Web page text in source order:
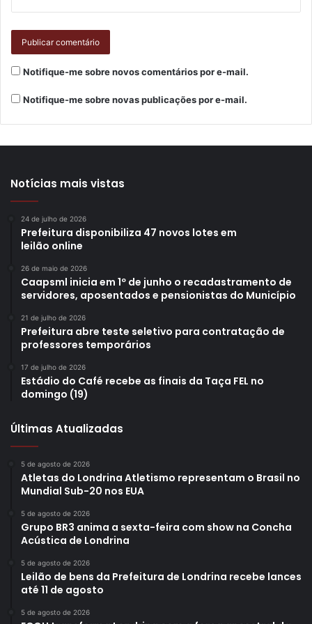
uma sequência lógica de ações a serem executadas pelo
município.
Secretário de Planejamento, Marcos
roteiro técnico que deve orientar intervenções voltadas a
tornar a bacia mais resiliente a eventos climáticos
extremos, incluindo medidas como recomposição da
biodiversidade e possíveis ações de desassoreamento do
Lago Igapó. “Este documento traz as primeiras soluções e
propostas dentro de uma sequência lógica de atuação
para a bacia do Cambé, indicando o caminho que precisa
ser seguido pela municipalidade”, afirmou.
Notifique-me sobre novos comentários por e-mail.
Notifique-me sobre novas publicações por e-mail.
Notícias mais vistas
24 de julho de 2026
Prefeitura disponibiliza 47 novos lotes em
leilão online
26 de maio de 2026
Caapsml inicia em 1º de junho o recadastramento de
servidores, aposentados e pensionistas do Município
21 de julho de 2026
Prefeitura abre teste seletivo para contratação de
professores temporários
17 de julho de 2026
Estádio do Café recebe as finais da Taça FEL no
domingo (19)
Últimas Atualizadas
5 de agosto de 2026
Atletas do Londrina Atletismo representam o Brasil no
Mundial Sub-20 nos EUA
5 de agosto de 2026
Grupo BR3 anima a sexta-feira com show na Concha
Acústica de Londrina
5 de agosto de 2026
Leilão de bens da Prefeitura de Londrina recebe lances
até 11 de agosto
5 de agosto de 2026